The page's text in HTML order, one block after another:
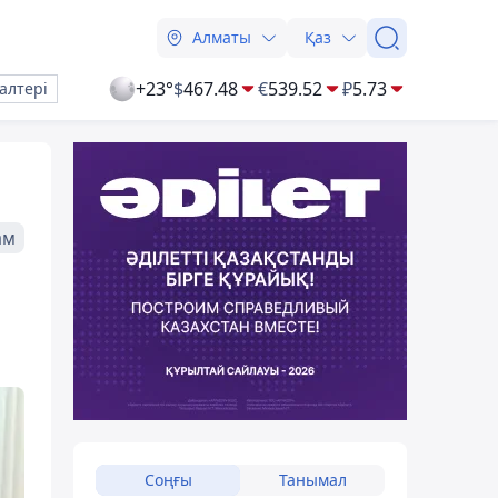
Алматы Қаз
+23°$467.48 €539.52 ₽5.73
Соңғы Танымал